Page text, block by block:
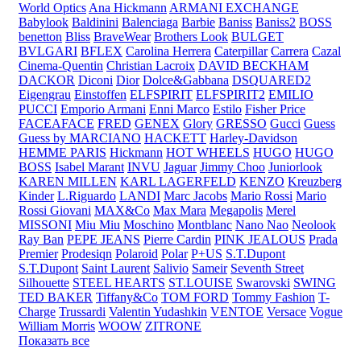
World Optics Ana Hickmann ARMANI EXCHANGE
Babylook Baldinini Balenciaga Barbie Baniss Baniss2 BOSS
benetton Bliss BraveWear Brothers Look BULGET
BVLGARI BFLEX Carolina Herrera Caterpillar Carrera Cazal
Cinema-Quentin Christian Lacroix DAVID BECKHAM
DACKOR Diconi Dior Dolce&Gabbana DSQUARED2
Eigengrau Einstoffen ELFSPIRIT ELFSPIRIT2 EMILIO
PUCCI Emporio Armani Enni Marco Estilo Fisher Price
FACEAFACE FRED GENEX Glory GRESSO Gucci Guess
Guess by MARCIANO HACKETT Harley-Davidson
HEMME PARIS Hickmann HOT WHEELS HUGO HUGO
BOSS Isabel Marant INVU Jaguar Jimmy Choo Juniorlook
KAREN MILLEN KARL LAGERFELD KENZO Kreuzberg
Kinder L.Riguardo LANDI Marc Jacobs Mario Rossi Mario
Rossi Giovani MAX&Co Max Mara Megapolis Merel
MISSONI Miu Miu Moschino Montblanc Nano Nao Neolook
Ray Ban PEPE JEANS Pierre Cardin PINK JEALOUS Prada
Premier Prodesiqn Polaroid Polar P+US S.T.Dupont
S.T.Dupont Saint Laurent Salivio Sameir Seventh Street
Silhouette STEEL HEARTS ST.LOUISE Swarovski SWING
TED BAKER Tiffany&Co TOM FORD Tommy Fashion T-
Charge Trussardi Valentin Yudashkin VENTOE Versace Vogue
William Morris WOOW ZITRONE
Показать все